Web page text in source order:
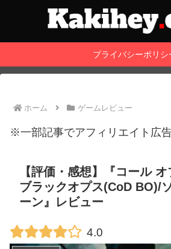
プライバシーポリシ
ホーム ゲームレビュー
※一部記事でアフィリエイト広
【評価・感想】『コール
ブラックオプス(CoD BO)/
ーン』レビュー
4.0